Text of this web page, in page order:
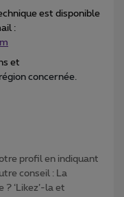
est disponible
:
et
concernée.
profil en indiquant
conseil : La
‘Likez’-la et